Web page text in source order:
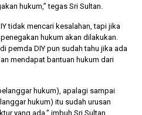
hukum,” tegas Sri Sultan.
tidak mencari kesalahan, tapi jika
hukum akan dilakukan.
pemda DIY pun sudah tahu jika ada
mendapat bantuan hukum dari
hukum), apalagi sampai
hukum) itu sudah urusan
yang ada,” imbuh Sri Sultan.